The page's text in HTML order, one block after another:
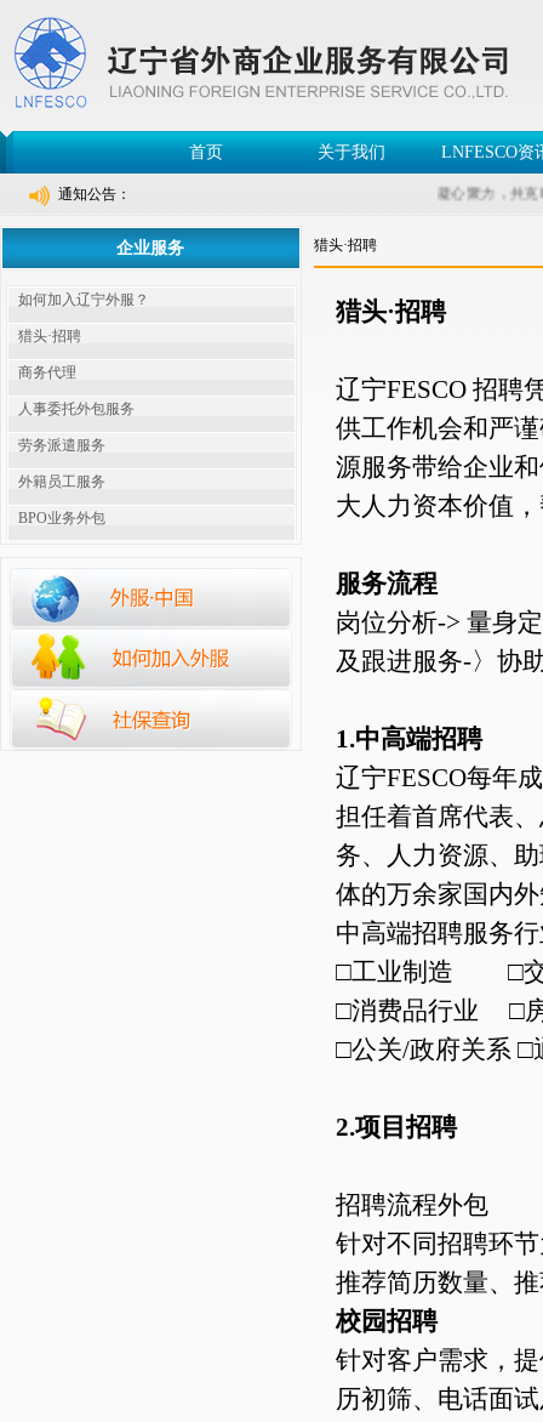
首页 关于我们 LNFESCO资
通知公告： 凝心聚力，共克
企业服务
如何加入辽宁外服？
猎头·招聘
商务代理
人事委托外包服务
劳务派遣服务
外籍员工服务
BPO业务外包
猎头·招聘
猎头·招聘
辽宁FESCO 招聘
供工作机会和严
源服务带给企业
大人力资本价值
服务流程
岗位分析-> 量身
及跟进服务-〉协
1.中高端招聘
辽宁FESCO每年
担任着首席代表
务、人力资源、
体的万余家国内
中高端招聘服务
□工业制造 □
□消费品行业 □
□公关/政府关
2.项目招聘
招聘流程外包
针对不同招聘环
推荐简历数量、
校园招聘
针对客户需求，
历初筛、电话面